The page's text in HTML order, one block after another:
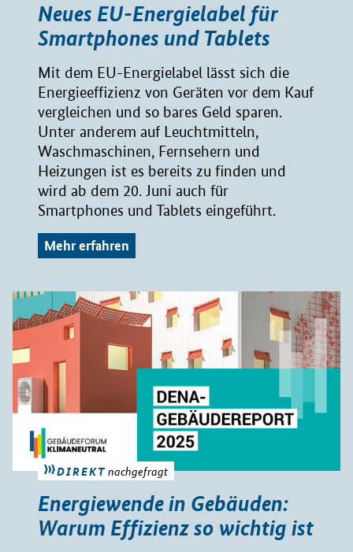
Neues EU-Energielabel für
Smartphones und Tablets
Mit dem EU-Energielabel lässt sich die
Energieeffizienz von Geräten vor dem Kauf
vergleichen und so bares Geld sparen.
Unter anderem auf Leuchtmitteln,
Waschmaschinen, Fernsehern und
Heizungen ist es bereits zu finden und
wird ab dem 20. Juni auch für
Smartphones und Tablets eingeführt.
Mehr erfahren
DIREKT nachgefragt
Energiewende in Gebäuden:
Warum Effizienz so wichtig ist